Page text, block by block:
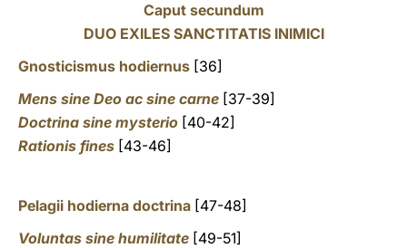
Caput secundum
DUO EXILES SANCTITATIS INIMICI
Gnosticismus hodiernus [36]
Mens sine Deo ac sine carne [37-39]
Doctrina sine mysterio [40-42]
Rationis fines [43-46]
Pelagii hodierna doctrina [47-48]
Voluntas sine humilitate [49-51]